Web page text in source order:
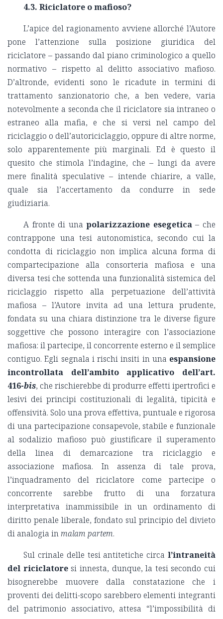
4.3. Riciclatore o mafioso?
L’apice del ragionamento avviene allorché l’Autore
pone l’attenzione sulla posizione giuridica del
riciclatore – passando dal piano criminologico a quello
normativo – rispetto al delitto associativo mafioso.
D’altronde, evidenti sono le ricadute in termini di
trattamento sanzionatorio che, a ben vedere, varia
notevolmente a seconda che il riciclatore sia intraneo o
estraneo alla mafia, e che si versi nel campo del
riciclaggio o dell’autoriciclaggio, oppure di altre norme,
solo apparentemente più marginali. Ed è questo il
quesito che stimola l’indagine, che – lungi da avere
mere finalità speculative – intende chiarire, a valle,
quale sia l’accertamento da condurre in sede
giudiziaria.
A fronte di unapolarizzazione esegetica– che
contrappone una tesi autonomistica, secondo cui la
condotta di riciclaggio non implica alcuna forma di
compartecipazione alla consorteria mafiosa e una
diversa tesi che sottenda una funzionalità sistemica del
riciclaggio rispetto alla perpetuazione dell’attività
mafiosa – l’Autore invita ad una lettura prudente,
fondata su una chiara distinzione tra le diverse figure
soggettive che possono interagire con l’associazione
mafiosa: il partecipe, il concorrente esterno e il semplice
contiguo. Egli segnala i rischi insiti in una espansione
incontrollata dell’ambito applicativo dell’art.
416-bis, che rischierebbe di produrre effetti ipertrofici e
lesivi dei principi costituzionali di legalità, tipicità e
offensività. Solo una prova effettiva, puntuale e rigorosa
di una partecipazione consapevole, stabile e funzionale
al sodalizio mafioso può giustificare il superamento
della linea di demarcazione tra riciclaggio e
associazione mafiosa. In assenza di tale prova,
l’inquadramento del riciclatore come partecipe o
concorrente sarebbe frutto di una forzatura
interpretativa inammissibile in un ordinamento di
diritto penale liberale, fondato sul principio del divieto
di analogia inmalam partem.
Sul crinale delle tesi antitetiche circa l’intraneità
del riciclatoresi innesta, dunque, la tesi secondo cui
bisognerebbe muovere dalla constatazione che i
proventi dei delitti-scopo sarebbero elementi integranti
del patrimonio associativo, attesa “l’impossibilità di